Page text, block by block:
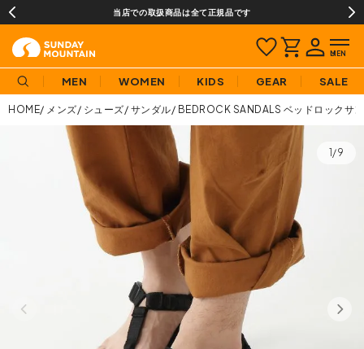
当店での取扱商品は全て正規品です
MEN WOMEN KIDS GEAR SALE
HOME メンズ シューズ サンダル BEDROCK SANDALS ベッドロックサ
1/9